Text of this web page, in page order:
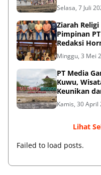
Selasa, 7 Juli
Ziarah
Pimpinan
Redaksi
Minggu, 3 Mei
PT Media
Kuwu,
Keunikan
Kamis, 30 April
Lihat
Failed to load posts.